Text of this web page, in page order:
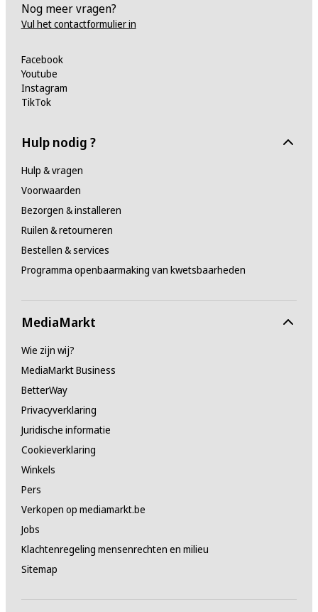
Nog meer vragen?
Vul het contactformulier in
Facebook
Youtube
Instagram
TikTok
Hulp nodig ?
Hulp & vragen
Voorwaarden
Bezorgen & installeren
Ruilen & retourneren
Bestellen & services
Programma openbaarmaking van kwetsbaarheden
MediaMarkt
Wie zijn wij?
MediaMarkt Business
BetterWay
Privacyverklaring
Juridische informatie
Cookieverklaring
Winkels
Pers
Verkopen op mediamarkt.be
Jobs
Klachtenregeling mensenrechten en milieu
Sitemap